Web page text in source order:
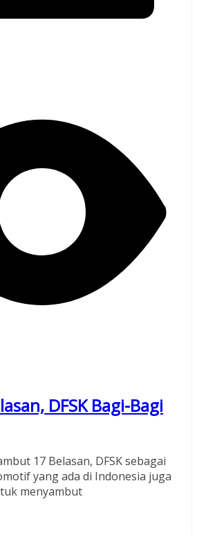
DFSK Bagi-Bagi
17 Belasan, DFSK sebagai
yang ada di Indonesia juga
menyambut